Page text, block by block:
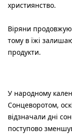
християнство.
Віряни
тому в їжі
продукти.
У народному
Сонцеворотом,
відзначали дні
поступово